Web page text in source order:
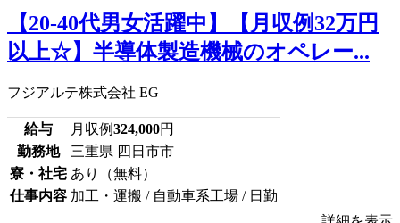
【20-40代男女活躍中】【月収例32万円
以上☆】半導体製造機械のオペレー...
フジアルテ株式会社 EG
給与 月収例324,000円
勤務地
三重県 四日市市
寮・社宅 あり（無料）
仕事内容 加工・運搬 / 自動車系工場 / 日勤